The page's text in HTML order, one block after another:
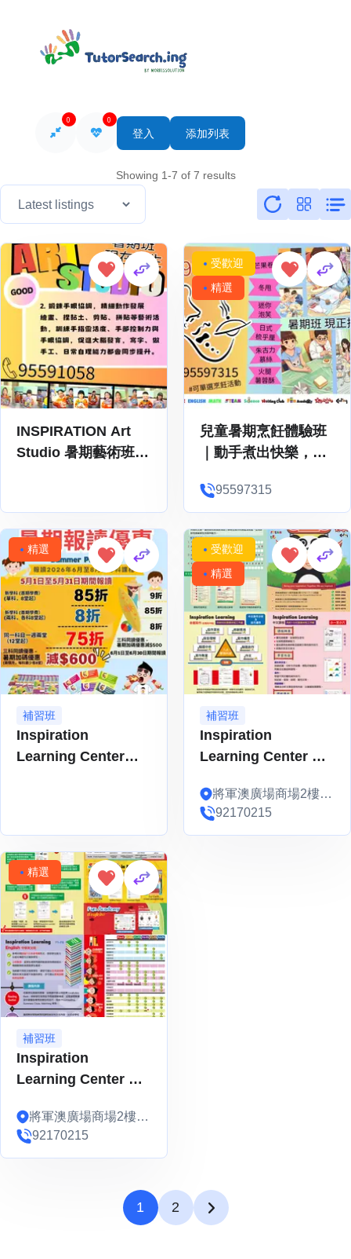
0 0
登入 添加列表
Showing 1-7 of 7 results
INSPIRATION Art
Studio 暑期藝術班｜
受歡迎
精選
兒童暑期烹飪體驗班
｜動手煮出快樂，從
Inspiration Fun
Academy
95597315
精選
補習班
Inspiration
Learning Center
受歡迎
精選
補習班
Inspiration
Learning Center 中
F6)將軍澳廣場商場2樓2-
004B
92170215
精選
補習班
Inspiration
Learning Center 英
F6)將軍澳廣場商場2樓2-
004B
92170215
1 2